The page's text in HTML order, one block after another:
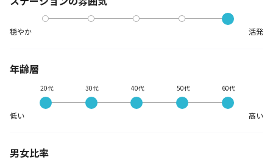
穏やか 活発
年齢層
低い
20代 30代 40代 50代 60代
高い
男女比率